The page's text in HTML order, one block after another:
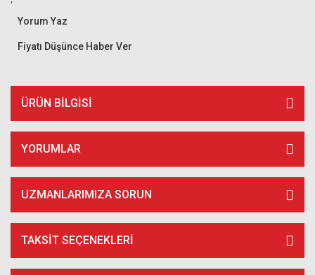
Yorum Yaz
Fiyatı Düşünce Haber Ver
ÜRÜN BILGISI
YORUMLAR
UZMANLARIMIZA SORUN
TAKSIT SEÇENEKLERI